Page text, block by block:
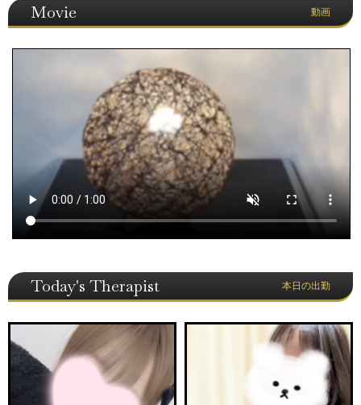
Movie 動画
Today's Therapist 本日の出勤